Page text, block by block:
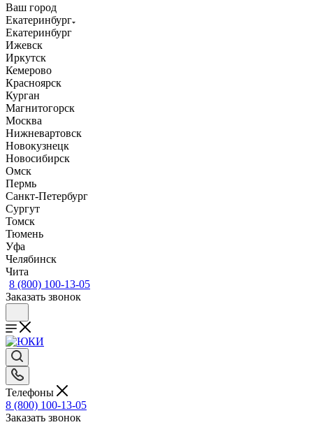
Ваш город
Екатеринбург
Екатеринбург
Ижевск
Иркутск
Кемерово
Красноярск
Курган
Магнитогорск
Москва
Нижневартовск
Новокузнецк
Новосибирск
Омск
Пермь
Санкт-Петербург
Сургут
Томск
Тюмень
Уфа
Челябинск
Чита
8 (800) 100-13-05
Заказать звонок
Телефоны
8 (800) 100-13-05
Заказать звонок